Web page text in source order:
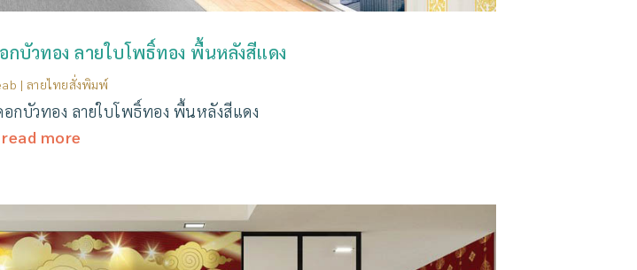
บัวทอง ลายใบโพธิ์ทอง พื้นหลังสีแดง
| ลายไทยสั่งพิมพ์
อกบัวทอง ลายใบโพธิ์ทอง พื้นหลังสีแดง
read more